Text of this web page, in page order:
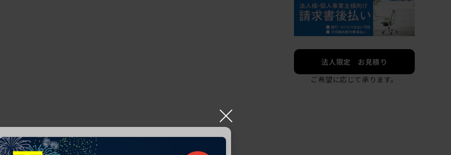
法人限定 お見積り
ご希望に応じて承ります。
×